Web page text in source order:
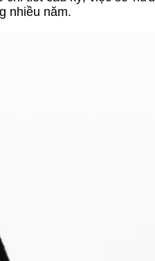
nhiều năm.